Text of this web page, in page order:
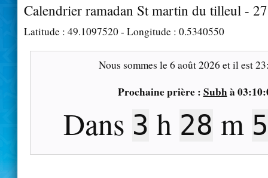
Calendrier ramadan St martin du tilleul -
Latitude : 49.1097520- Longitude : 0.5340550
Nous sommes le6 août 2026 et il est
Prochaine prière : Subhà
Dans 3 h 28 m